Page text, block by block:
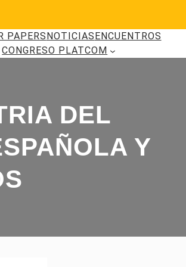
PAPERS NOTICIAS ENCUENTROS
CONGRESO PLATCOM
DEL
Y